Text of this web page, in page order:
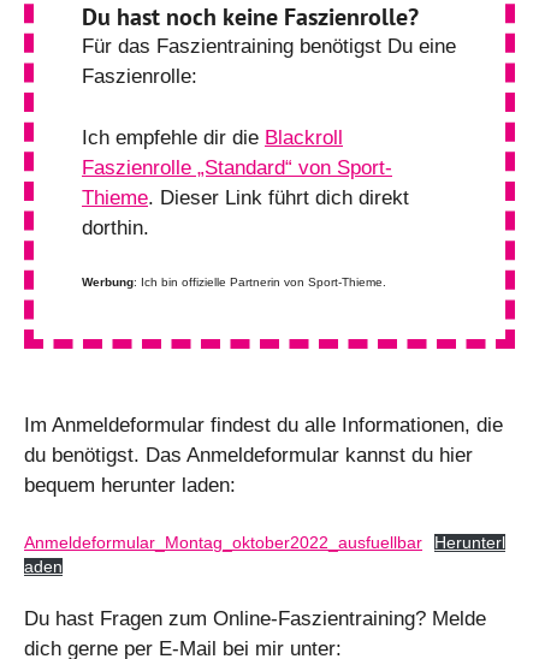
Du hast noch keine Faszienrolle?
Für das Faszientraining benötigst Du eine
Faszienrolle:
Ich empfehle dir die Blackroll
Faszienrolle „Standard“ von Sport-
Thieme. Dieser Link führt dich direkt
dorthin.
Werbung: Ich bin offizielle Partnerin von Sport-Thieme.
Im Anmeldeformular findest du alle Informationen, die
du benötigst. Das Anmeldeformular kannst du hier
bequem herunter laden:
Anmeldeformular_Montag_oktober2022_ausfuellbar
Herunterl
aden
Du hast Fragen zum Online-Faszientraining? Melde
dich gerne per E-Mail bei mir unter: